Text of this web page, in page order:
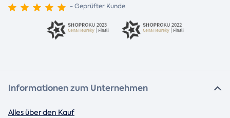
- Geprüfter Kunde
Informationen zum Unternehmen
Alles über den Kauf